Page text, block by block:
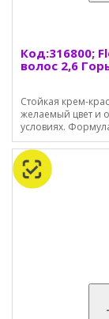
Код:316800;
волос 2,6
Стойкая крем-
желаемый цвет и
условиях.